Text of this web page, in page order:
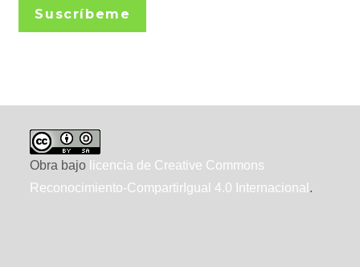
Suscríbeme
Obra bajo licencia de Creative Commons
Reconocimiento-CompartirIgual 4.0 Internacional .